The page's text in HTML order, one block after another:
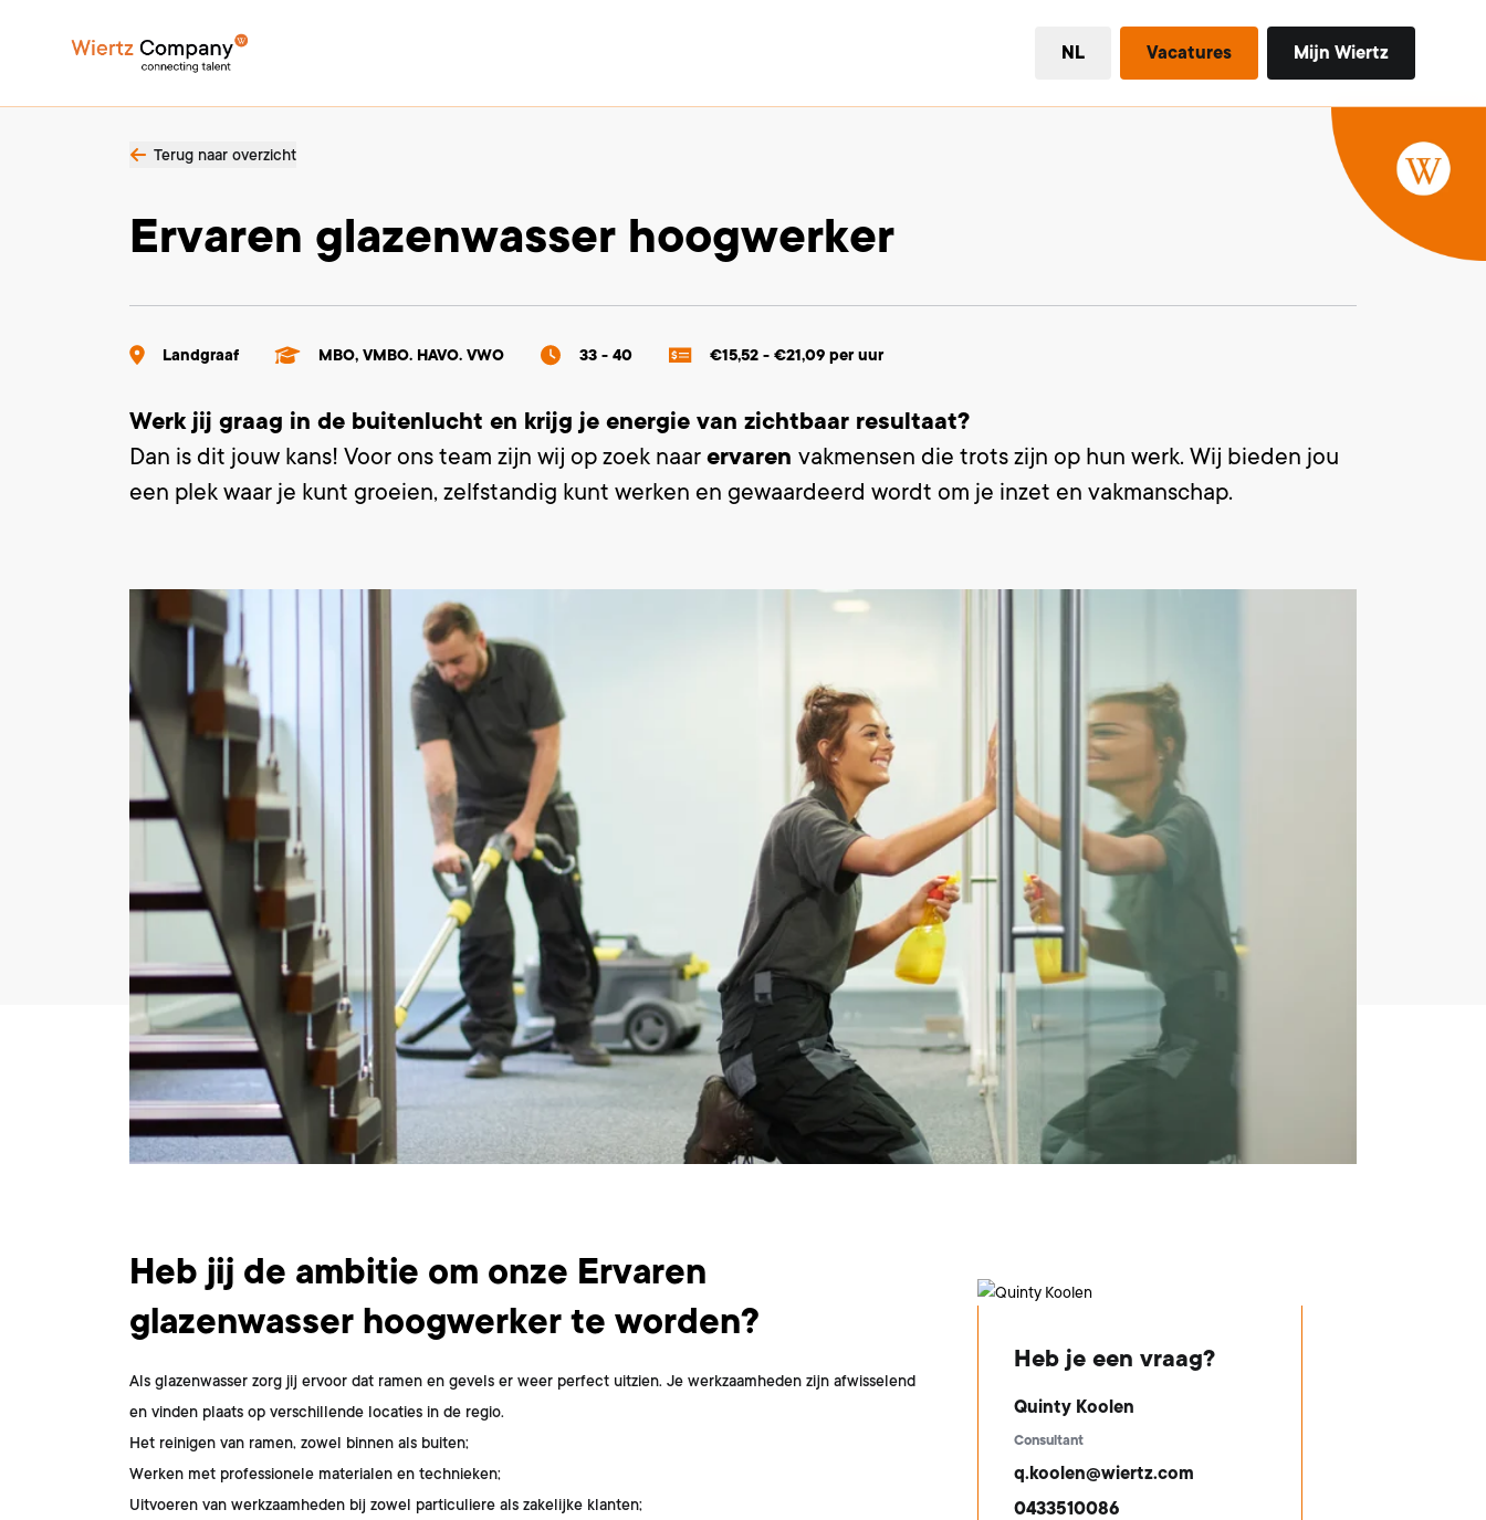
NL Vacatures Mijn Wiertz
Terug naar overzicht
Ervaren glazenwasser hoogwerker
Landgraaf MBO, VMBO. HAVO. VWO 33 - 40 €15,52 - €21,09 per uur
Werk jij graag in de buitenlucht en krijg je energie van zichtbaar resultaat?
Dan is dit jouw kans! Voor ons team zijn wij op zoek naar ervaren vakmensen die trots zijn op hun werk. Wij bieden jou
een plek waar je kunt groeien, zelfstandig kunt werken en gewaardeerd wordt om je inzet en vakmanschap.
Wat ga je doen?
Heb jij de ambitie om onze Ervaren
glazenwasser hoogwerker te worden?
Als glazenwasser zorg jij ervoor dat ramen en gevels er weer perfect uitzien. Je werkzaamheden zijn afwisselend
en vinden plaats op verschillende locaties in de regio.
Het reinigen van ramen, zowel binnen als buiten;
Werken met professionele materialen en technieken;
Uitvoeren van werkzaamheden bij zowel particuliere als zakelijke klanten;
Heb je een vraag?
Quinty Koolen
Consultant
q.koolen@wiertz.com
0433510086